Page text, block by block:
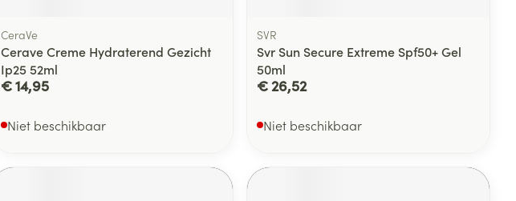
CeraVe
Cerave Creme Hydraterend Gezicht
Ip25 52ml
€ 14,95
Niet beschikbaar
SVR
Svr Sun Secure Extreme Spf50+ Gel
50ml
€ 26,52
Niet beschikbaar